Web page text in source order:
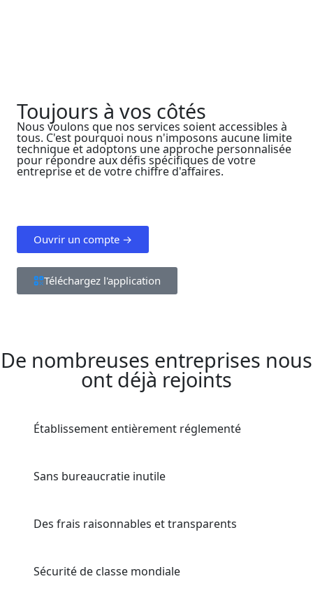
Toujours à vos côtés
Nous voulons que nos services soient accessibles à
tous. C'est pourquoi nous n'imposons aucune limite
technique et adoptons une approche personnalisée
pour répondre aux défis spécifiques de votre
entreprise et de votre chiffre d'affaires.
Ouvrir un compte →
Téléchargez l'application
De nombreuses entreprises nous
ont déjà rejoints
Établissement entièrement réglementé
Sans bureaucratie inutile
Des frais raisonnables et transparents
Sécurité de classe mondiale